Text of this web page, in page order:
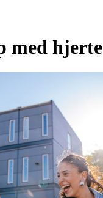
med hjerte